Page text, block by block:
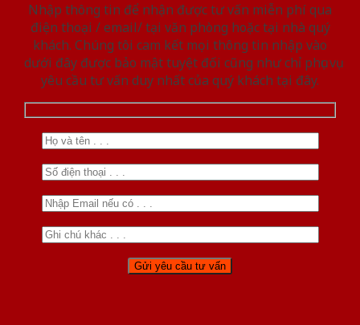
Nhập thông tin để nhận được tư vấn miễn phí qua
điện thoại / email/ tại văn phòng hoặc tại nhà quý
khách. Chúng tôi cam kết mọi thông tin nhập vào
dưới đây được bảo mật tuyệt đối cũng như chỉ phục vụ
yêu cầu tư vấn duy nhất của quý khách tại đây.